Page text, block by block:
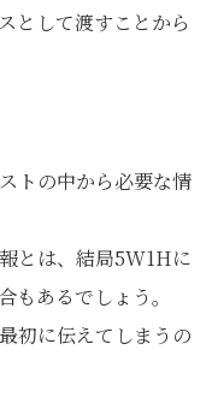
として渡すことから
トの中から必要な情
とは、結局5W1Hに
もあるでしょう。
初に伝えてしまうの